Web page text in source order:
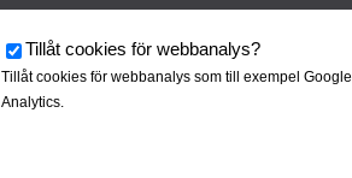
Tillåt cookies för webbanalys?
Tillåt cookies för webbanalys som till exempel Google
Analytics.